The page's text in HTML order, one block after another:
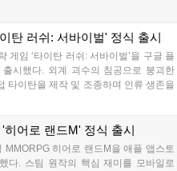
향을 공개했다. 캐릭터명 선점은
탄 러쉬: 서바이벌' 정식 출시
게임 ‘타이탄 러쉬: 서바이벌’을 구글 플
시했다. 외계 괴수의 침공으로 붕괴한
타이탄을 제작 및 조종하며 인류 생존을
, 피난처 운영, 연맹 협동 콘텐츠가 특징
은 공식 커뮤니티에서 확인 가능하다....
어로 랜드M' 정식 출시
MMORPG 히어로 랜드M을 애플 앱스토
다. 스팀 원작의 핵심 재미를 모바일로